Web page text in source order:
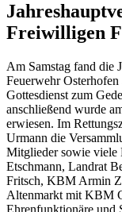
Freiwilligen
Am Samstag fand die
Feuerwehr
Gottesdienst zum
anschließend wurde
erwiesen. Im
Urmann die
Mitglieder sowie viele
Etschmann, Landrat
Fritsch, KBM Armin
Altenmarkt mit KBM
Ehrenfunktionäre und